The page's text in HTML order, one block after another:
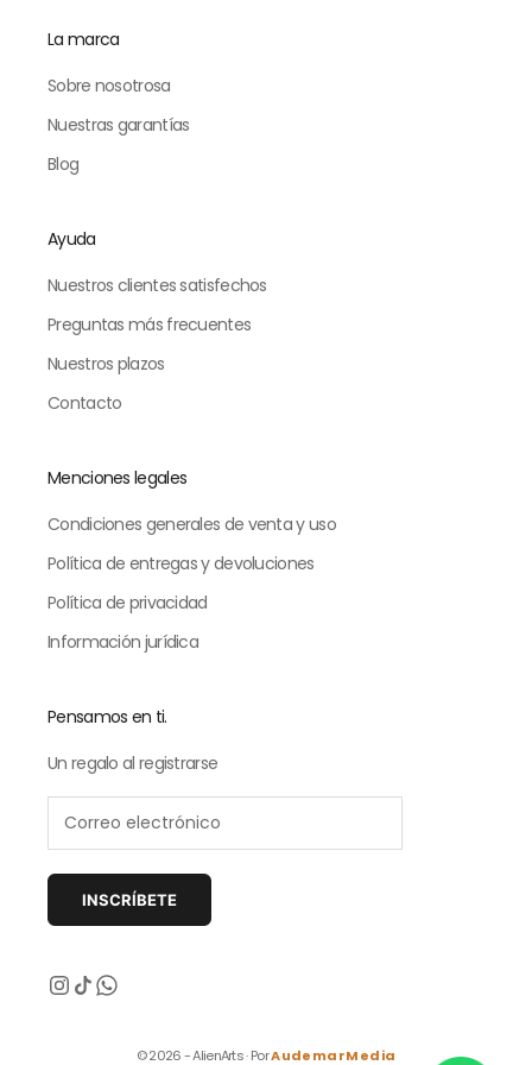
La marca
Sobre nosotrosa
Nuestras garantías
Blog
Ayuda
Nuestros clientes satisfechos
Preguntas más frecuentes
Nuestros plazos
Contacto
Menciones legales
Condiciones generales de venta y uso
Política de entregas y devoluciones
Política de privacidad
Información jurídica
Pensamos en ti.
Un regalo al registrarse
INSCRÍBETE
© 2026 - AlienArts · PorAudemarMedia